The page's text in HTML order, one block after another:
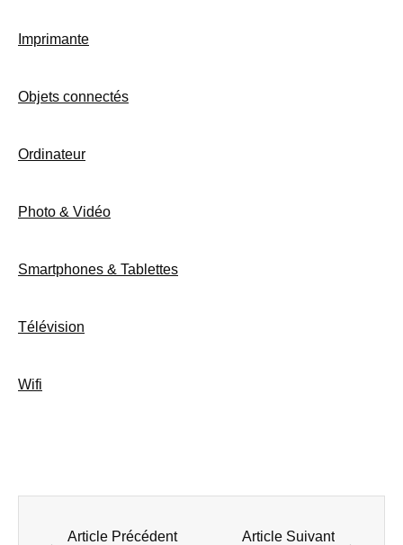
Imprimante
Objets connectés
Ordinateur
Photo & Vidéo
Smartphones & Tablettes
Télévision
Wifi
Article Précédent Article Suivant